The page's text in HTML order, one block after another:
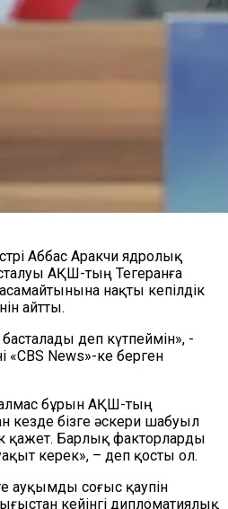
Аббас Аракчи ядролық
АҚШ-тың Тегеранға
нақты кепілдік
айтты.
деп күтпеймін», -
«CBS News»-ке берген
бұрын АҚШ-тың
кезде бізге әскери шабуыл
қажет. Барлық факторларды
керек», – деп қосты ол.
ауқымды соғыс қаупін
кейінгі дипломатиялық